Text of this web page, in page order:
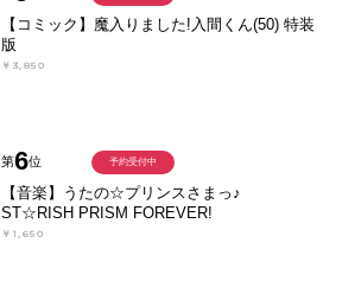
【コミック】魔入りました!入間くん(50) 特装
版
￥3,850
第6位
【音楽】うたの☆プリンスさまっ♪
ST☆RISH PRISM FOREVER!
￥1,650
予約受付中